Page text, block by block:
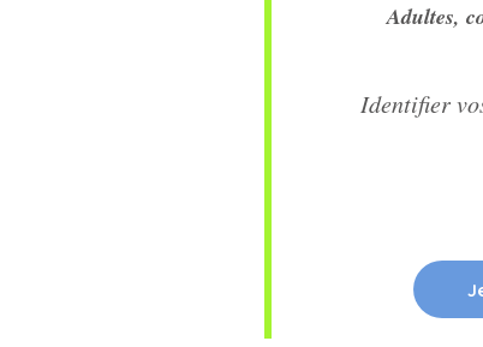
Identifier
Adultes,